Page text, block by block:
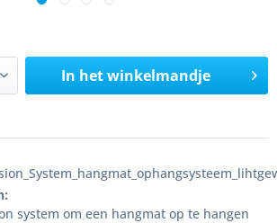
In het winkelmandje
system om een hangmat op te hangen